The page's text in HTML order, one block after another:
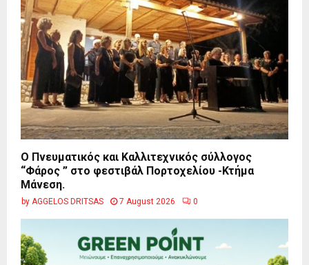
Ο Πνευματικός και Καλλιτεχνικός σύλλογος
“Φάρος ” στο φεστιβάλ Πορτοχελίου -Κτήμα
Μάνεση.
by AGGELOS DRITSAS 7 August 2026 0